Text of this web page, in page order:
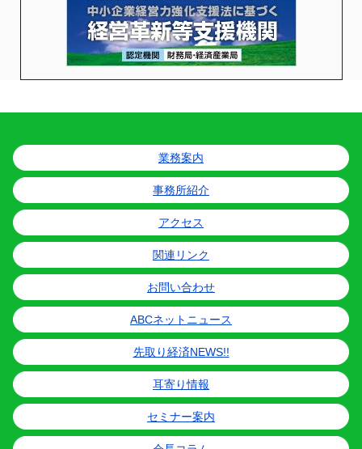
業務案内
事務所紹介
アクセス
関連リンク
お問い合わせ
ABCネットニュース
先取り経済NEWS!!
耳寄り情報
セミナー案内